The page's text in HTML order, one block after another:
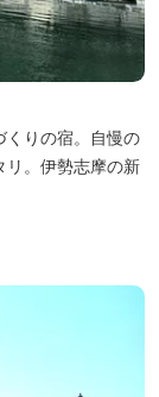
くりの宿。自慢の
リ。伊勢志摩の新